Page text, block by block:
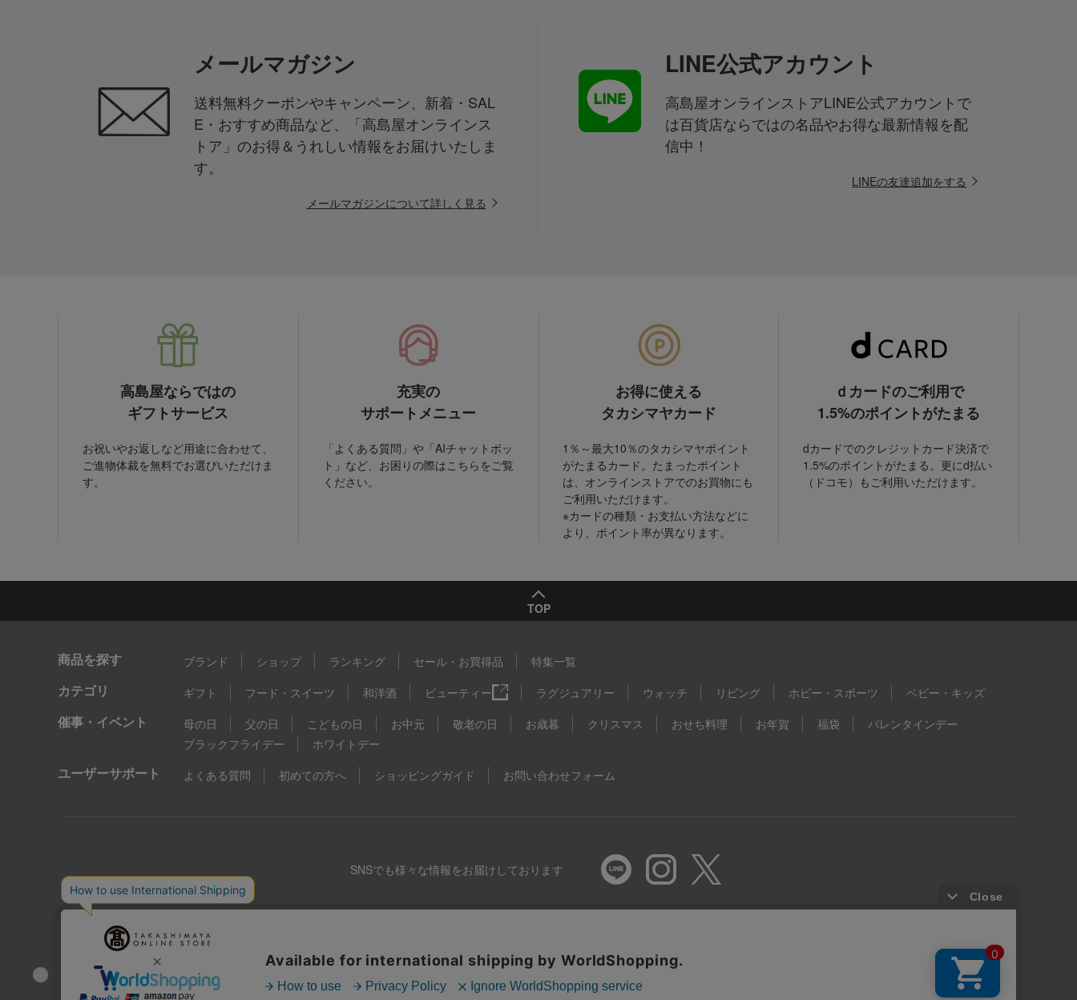
メールマガジン
送料無料クーポンやキャンペーン、新着・SAL
E・おすすめ商品など、「高島屋オンラインス
トア」のお得＆うれしい情報をお届けいたしま
す。
メールマガジンについて詳しく見る
LINE公式アカウント
高島屋オンラインストアLINE公式アカウントで
は百貨店ならではの名品やお得な最新情報を配
信中！
LINEの友達追加をする
高島屋ならではの
ギフトサービス
お祝いやお返しなど用途に合わせて、
ご進物体裁を無料でお選びいただけま
す。
充実の
サポートメニュー
「よくある質問」や「AIチャットボッ
ト」など、お困りの際はこちらをご覧
ください。
お得に使える
タカシマヤカード
1％～最大10％のタカシマヤポイント
がたまるカード。たまったポイント
は、オンラインストアでのお買物にも
ご利用いただけます。
※カードの種類・お支払い方法などに
より、ポイント率が異なります。
ｄカードのご利用で
1.5%のポイントがたまる
dカードでのクレジットカード決済で
1.5%のポイントがたまる。更にd払い
（ドコモ）もご利用いただけます。
TOP
商品を探す ブランド ショップ ランキング セール・お買得品 特集一覧
カテゴリ ギフト フード・スイーツ 和洋酒 ビューティー ラグジュアリー ウォッチ リビング ホビー・スポーツ ベビー・キッズ
催事・イベント 母の日 父の日 こどもの日 お中元 敬老の日 お歳暮 クリスマス おせち料理 お年賀 福袋
バレンタインデー
ブラックフライデー
ホワイトデー
ユーザーサポート よくある質問 初めての方へ ショッピングガイド お問い合わせフォーム
SNSでも様々な情報をお届けしております
特定商取引法に基づく表示 プライバシーポリシー